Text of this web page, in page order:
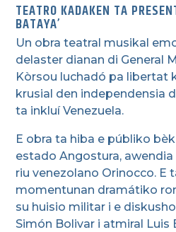
TEATRO KADAKEN TA
BATAYA’
Un obra teatral musikal
delaster dianan di General
Kòrsou luchadó pa libertat
krusial den independensia
ta inkluí Venezuela.
E obra ta hiba e públiko bèk
estado Angostura, awendia
riu venezolano Orinocco. E
momentunan dramátiko
su huisio militar i e
Simón Bolivar i atmiral Luis